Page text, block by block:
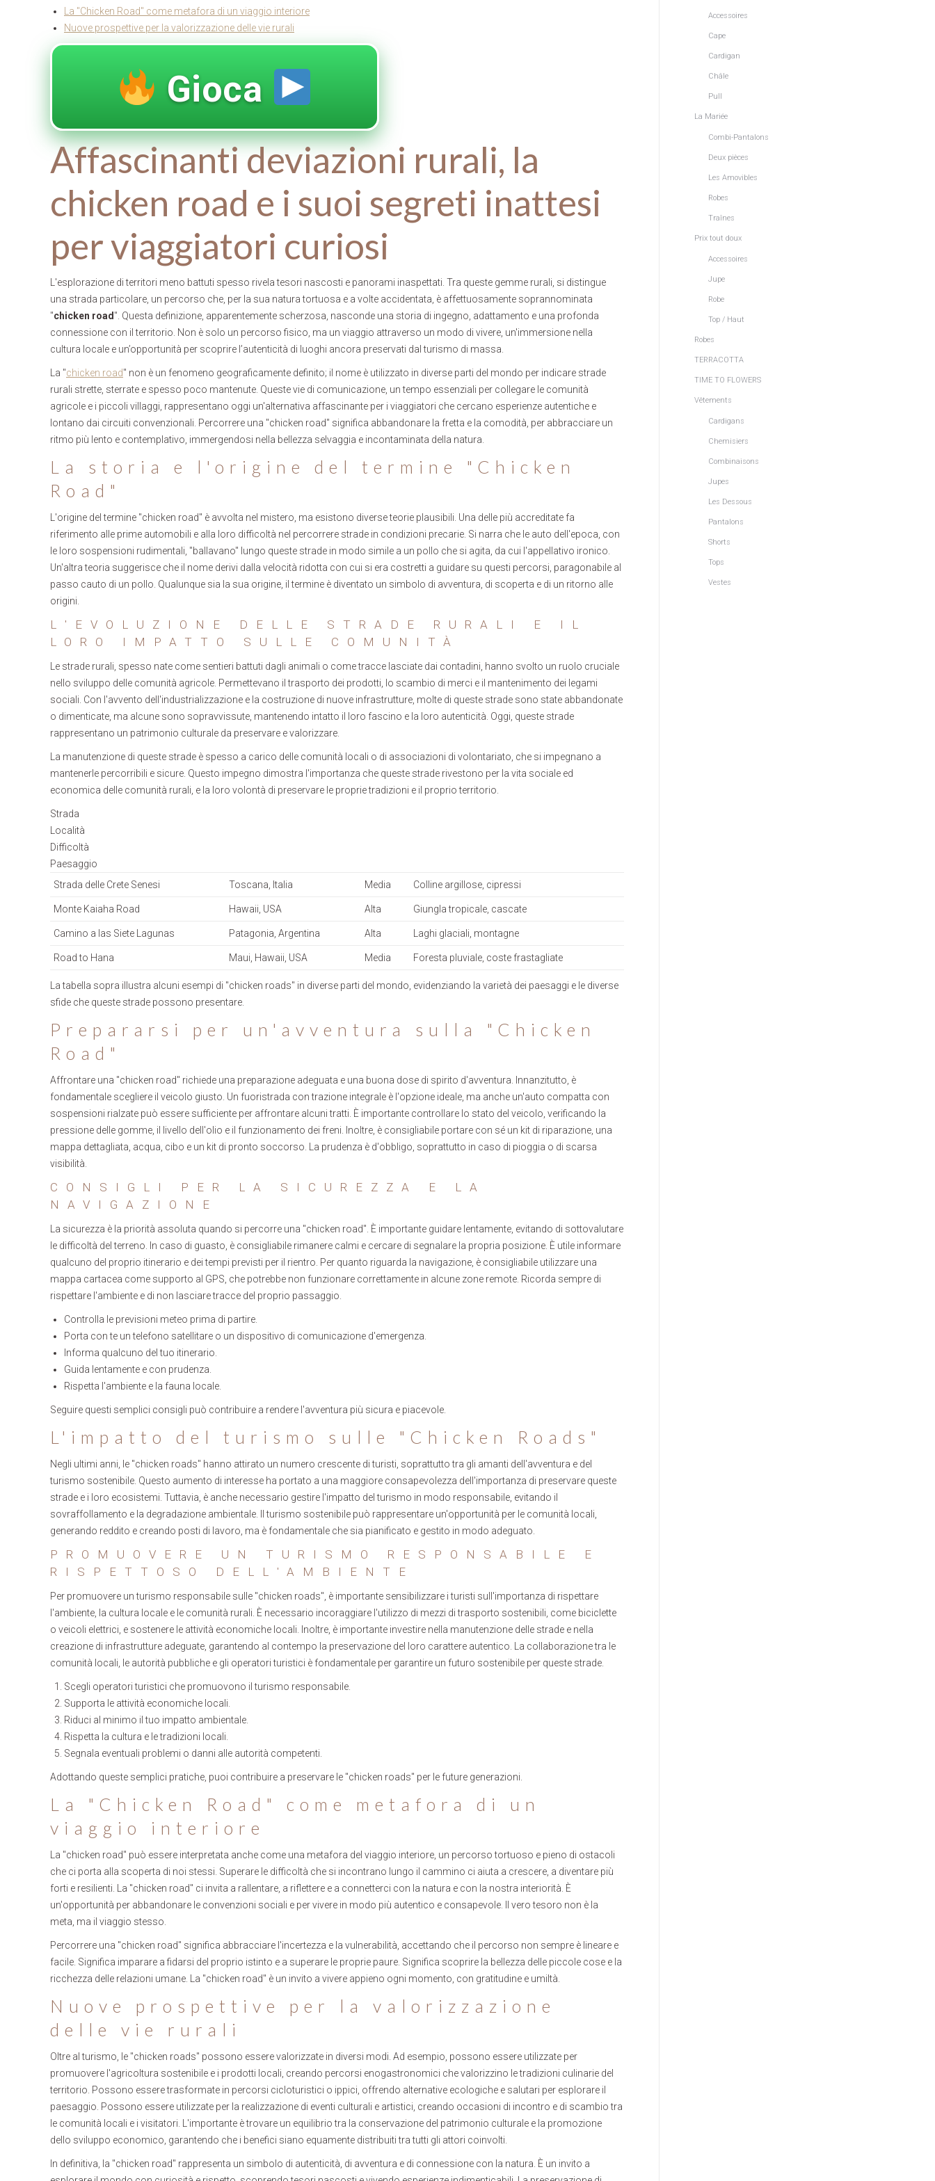
La "Chicken Road" come metafora di un viaggio interiore
Nuove prospettive per la valorizzazione delle vie rurali
Gioca
Affascinanti deviazioni rurali, la
chicken road e i suoi segreti inattesi
per viaggiatori curiosi
L'esplorazione di territori meno battuti spesso rivela tesori nascosti e panorami inaspettati. Tra queste gemme rurali, si distingue
una strada particolare, un percorso che, per la sua natura tortuosa e a volte accidentata, è affettuosamente soprannominata
"chicken road ". Questa definizione, apparentemente scherzosa, nasconde una storia di ingegno, adattamento e una profonda
connessione con il territorio. Non è solo un percorso fisico, ma un viaggio attraverso un modo di vivere, un'immersione nella
cultura locale e un’opportunità per scoprire l’autenticità di luoghi ancora preservati dal turismo di massa.
La "chicken road" non è un fenomeno geograficamente definito; il nome è utilizzato in diverse parti del mondo per indicare strade
rurali strette, sterrate e spesso poco mantenute. Queste vie di comunicazione, un tempo essenziali per collegare le comunità
agricole e i piccoli villaggi, rappresentano oggi un'alternativa affascinante per i viaggiatori che cercano esperienze autentiche e
lontano dai circuiti convenzionali. Percorrere una "chicken road" significa abbandonare la fretta e la comodità, per abbracciare un
ritmo più lento e contemplativo, immergendosi nella bellezza selvaggia e incontaminata della natura.
La storia e l'origine del termine "Chicken
Road"
L'origine del termine "chicken road" è avvolta nel mistero, ma esistono diverse teorie plausibili. Una delle più accreditate fa
riferimento alle prime automobili e alla loro difficoltà nel percorrere strade in condizioni precarie. Si narra che le auto dell'epoca, con
le loro sospensioni rudimentali, "ballavano" lungo queste strade in modo simile a un pollo che si agita, da cui l'appellativo ironico.
Un'altra teoria suggerisce che il nome derivi dalla velocità ridotta con cui si era costretti a guidare su questi percorsi, paragonabile al
passo cauto di un pollo. Qualunque sia la sua origine, il termine è diventato un simbolo di avventura, di scoperta e di un ritorno alle
origini.
L'EVOLUZIONE DELLE STRADE RURALI E IL
LORO IMPATTO SULLE COMUNITÀ
Le strade rurali, spesso nate come sentieri battuti dagli animali o come tracce lasciate dai contadini, hanno svolto un ruolo cruciale
nello sviluppo delle comunità agricole. Permettevano il trasporto dei prodotti, lo scambio di merci e il mantenimento dei legami
sociali. Con l'avvento dell'industrializzazione e la costruzione di nuove infrastrutture, molte di queste strade sono state abbandonate
o dimenticate, ma alcune sono sopravvissute, mantenendo intatto il loro fascino e la loro autenticità. Oggi, queste strade
rappresentano un patrimonio culturale da preservare e valorizzare.
La manutenzione di queste strade è spesso a carico delle comunità locali o di associazioni di volontariato, che si impegnano a
mantenerle percorribili e sicure. Questo impegno dimostra l'importanza che queste strade rivestono per la vita sociale ed
economica delle comunità rurali, e la loro volontà di preservare le proprie tradizioni e il proprio territorio.
Strada
Località
Difficoltà
Paesaggio
Strada delle Crete Senesi
Toscana, Italia Media Colline argillose, cipressi
Monte Kaiaha Road Hawaii, USA Alta Giungla tropicale, cascate
Camino a las Siete Lagunas Patagonia, Argentina Alta Laghi glaciali, montagne
Road to Hana Maui, Hawaii, USA Media Foresta pluviale, coste frastagliate
La tabella sopra illustra alcuni esempi di "chicken roads" in diverse parti del mondo, evidenziando la varietà dei paesaggi e le diverse
sfide che queste strade possono presentare.
Prepararsi per un'avventura sulla "Chicken
Road"
Affrontare una "chicken road" richiede una preparazione adeguata e una buona dose di spirito d'avventura. Innanzitutto, è
fondamentale scegliere il veicolo giusto. Un fuoristrada con trazione integrale è l'opzione ideale, ma anche un'auto compatta con
sospensioni rialzate può essere sufficiente per affrontare alcuni tratti. È importante controllare lo stato del veicolo, verificando la
pressione delle gomme, il livello dell'olio e il funzionamento dei freni. Inoltre, è consigliabile portare con sé un kit di riparazione, una
mappa dettagliata, acqua, cibo e un kit di pronto soccorso. La prudenza è d'obbligo, soprattutto in caso di pioggia o di scarsa
visibilità.
CONSIGLI PER LA SICUREZZA E LA
NAVIGAZIONE
La sicurezza è la priorità assoluta quando si percorre una "chicken road". È importante guidare lentamente, evitando di sottovalutare
le difficoltà del terreno. In caso di guasto, è consigliabile rimanere calmi e cercare di segnalare la propria posizione. È utile informare
qualcuno del proprio itinerario e dei tempi previsti per il rientro. Per quanto riguarda la navigazione, è consigliabile utilizzare una
mappa cartacea come supporto al GPS, che potrebbe non funzionare correttamente in alcune zone remote. Ricorda sempre di
rispettare l'ambiente e di non lasciare tracce del proprio passaggio.
Controlla le previsioni meteo prima di partire.
Porta con te un telefono satellitare o un dispositivo di comunicazione d'emergenza.
Informa qualcuno del tuo itinerario.
Guida lentamente e con prudenza.
Rispetta l'ambiente e la fauna locale.
Seguire questi semplici consigli può contribuire a rendere l'avventura più sicura e piacevole.
L'impatto del turismo sulle "Chicken Roads"
Negli ultimi anni, le "chicken roads" hanno attirato un numero crescente di turisti, soprattutto tra gli amanti dell'avventura e del
turismo sostenibile. Questo aumento di interesse ha portato a una maggiore consapevolezza dell'importanza di preservare queste
strade e i loro ecosistemi. Tuttavia, è anche necessario gestire l'impatto del turismo in modo responsabile, evitando il
sovraffollamento e la degradazione ambientale. Il turismo sostenibile può rappresentare un'opportunità per le comunità locali,
generando reddito e creando posti di lavoro, ma è fondamentale che sia pianificato e gestito in modo adeguato.
PROMUOVERE UN TURISMO RESPONSABILE E
RISPETTOSO DELL'AMBIENTE
Per promuovere un turismo responsabile sulle "chicken roads", è importante sensibilizzare i turisti sull'importanza di rispettare
l'ambiente, la cultura locale e le comunità rurali. È necessario incoraggiare l'utilizzo di mezzi di trasporto sostenibili, come biciclette
o veicoli elettrici, e sostenere le attività economiche locali. Inoltre, è importante investire nella manutenzione delle strade e nella
creazione di infrastrutture adeguate, garantendo al contempo la preservazione del loro carattere autentico. La collaborazione tra le
comunità locali, le autorità pubbliche e gli operatori turistici è fondamentale per garantire un futuro sostenibile per queste strade.
Scegli operatori turistici che promuovono il turismo responsabile.
Supporta le attività economiche locali.
Riduci al minimo il tuo impatto ambientale.
Rispetta la cultura e le tradizioni locali.
Segnala eventuali problemi o danni alle autorità competenti.
Adottando queste semplici pratiche, puoi contribuire a preservare le "chicken roads" per le future generazioni.
La "Chicken Road" come metafora di un
viaggio interiore
La "chicken road" può essere interpretata anche come una metafora del viaggio interiore, un percorso tortuoso e pieno di ostacoli
che ci porta alla scoperta di noi stessi. Superare le difficoltà che si incontrano lungo il cammino ci aiuta a crescere, a diventare più
forti e resilienti. La "chicken road" ci invita a rallentare, a riflettere e a connetterci con la natura e con la nostra interiorità. È
un'opportunità per abbandonare le convenzioni sociali e per vivere in modo più autentico e consapevole. Il vero tesoro non è la
meta, ma il viaggio stesso.
Percorrere una "chicken road" significa abbracciare l'incertezza e la vulnerabilità, accettando che il percorso non sempre è lineare e
facile. Significa imparare a fidarsi del proprio istinto e a superare le proprie paure. Significa scoprire la bellezza delle piccole cose e la
ricchezza delle relazioni umane. La "chicken road" è un invito a vivere appieno ogni momento, con gratitudine e umiltà.
Nuove prospettive per la valorizzazione
delle vie rurali
Oltre al turismo, le "chicken roads" possono essere valorizzate in diversi modi. Ad esempio, possono essere utilizzate per
promuovere l'agricoltura sostenibile e i prodotti locali, creando percorsi enogastronomici che valorizzino le tradizioni culinarie del
territorio. Possono essere trasformate in percorsi cicloturistici o ippici, offrendo alternative ecologiche e salutari per esplorare il
paesaggio. Possono essere utilizzate per la realizzazione di eventi culturali e artistici, creando occasioni di incontro e di scambio tra
le comunità locali e i visitatori. L'importante è trovare un equilibrio tra la conservazione del patrimonio culturale e la promozione
dello sviluppo economico, garantendo che i benefici siano equamente distribuiti tra tutti gli attori coinvolti.
In definitiva, la "chicken road" rappresenta un simbolo di autenticità, di avventura e di connessione con la natura. È un invito a
Accessoires
Cape
Cardigan
Châle
Pull
La Mariée
Combi-Pantalons
Deux pièces
Les Amovibles
Robes
Traînes
Prix tout doux
Accessoires
Jupe
Robe
Top / Haut
Robes
TERRACOTTA
TIME TO FLOWERS
Vêtements
Cardigans
Chemisiers
Combinaisons
Jupes
Les Dessous
Pantalons
Shorts
Tops
Vestes